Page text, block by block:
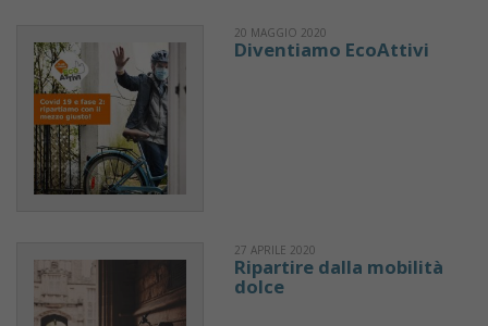
20 MAGGIO 2020
Diventiamo EcoAttivi
27 APRILE 2020
Ripartire dalla mobilità
dolce